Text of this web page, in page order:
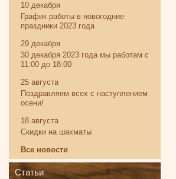
10 декабря
График работы в новогодние
праздники 2023 года
29 декабря
30 декабря 2023 года мы работам с
11:00 до 18:00
25 августа
Поздравляем всех с наступлением
осени!
18 августа
Скидки на шахматы
Все новости
Статьи